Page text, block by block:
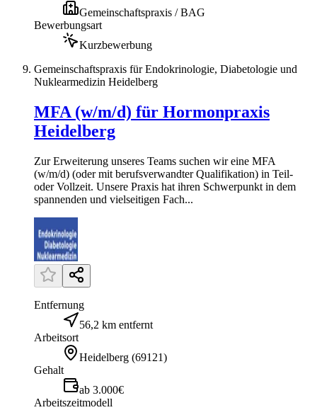
Gemeinschaftspraxis / BAG
Bewerbungsart
Kurzbewerbung
Gemeinschaftspraxis für Endokrinologie, Diabetologie und
Nuklearmedizin Heidelberg
MFA (w/m/d) für Hormonpraxis
Heidelberg
Zur Erweiterung unseres Teams suchen wir eine MFA
(w/m/d) (oder mit berufsverwandter Qualifikation) in Teil-
oder Vollzeit. Unsere Praxis hat ihren Schwerpunkt in dem
spannenden und vielseitigen Fach...
Entfernung
56,2 km entfernt
Arbeitsort
Heidelberg (69121)
Gehalt
ab 3.000€
Arbeitszeitmodell